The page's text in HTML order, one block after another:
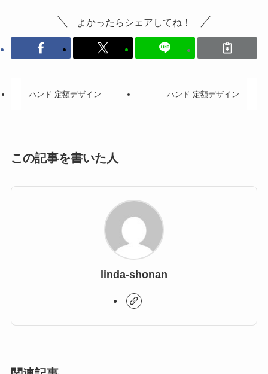
よかったらシェアしてね！
ハンド 定額デザイン ハンド 定額デザイン
この記事を書いた人
linda-shonan